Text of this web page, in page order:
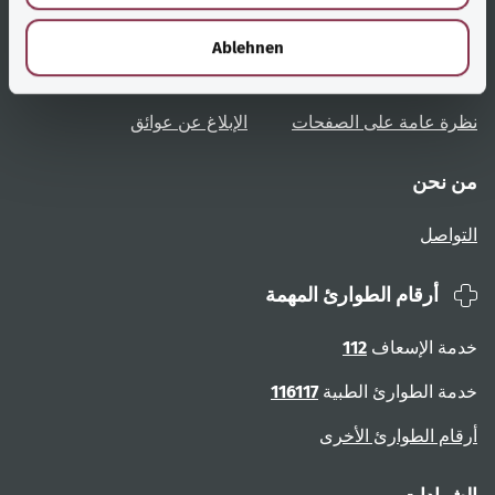
Ablehnen
نظرة عامة على المواضيع
تعليمات المستخدم
نظرة عامة على الصفحات
الوصول دون عوائق
الإبلاغ عن عوائق
من نحن
التواصل
أرقام الطوارئ المهمة
خدمة الإسعاف 112
خدمة الطوارئ الطبية116117
أرقام الطوارئ الأخرى